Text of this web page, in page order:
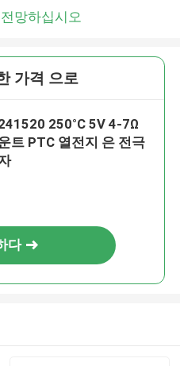
망하십시오
가격 으로
250°C 5V 4-7Ω
트 PTC 열전지 은 전극
다